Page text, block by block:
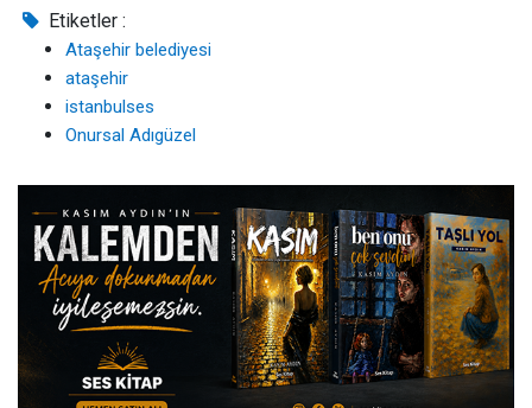
Etiketler :
Ataşehir belediyesi
ataşehir
istanbulses
Onursal Adıgüzel